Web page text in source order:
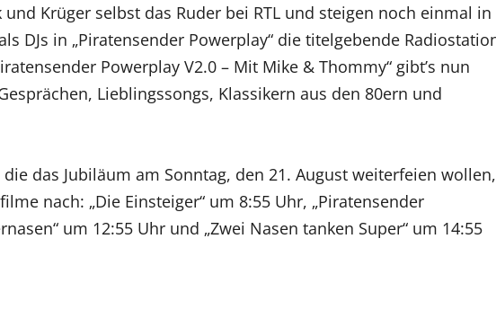
Krüger selbst das Ruder bei RTL und steigen noch einmal in
DJs in „Piratensender Powerplay“ die titelgebende
Powerplay V2.0 – Mit Mike & Thommy“ gibt’s nun
Lieblingssongs, Klassikern aus den 80ern und
das Jubiläum am Sonntag, den 21. August weiterfeien wollen,
nach: „Die Einsteiger“ um 8:55 Uhr, „Piratensender
um 12:55 Uhr und „Zwei Nasen tanken Super“ um 14:55